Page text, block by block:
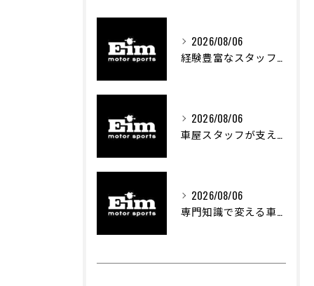
2026/08/06
経験豊富なスタッフが支える車屋のカスタム技術
2026/08/06
車屋スタッフが支える車両カスタムの魅力と技術
2026/08/06
専門知識で変える車屋のカスタム体験